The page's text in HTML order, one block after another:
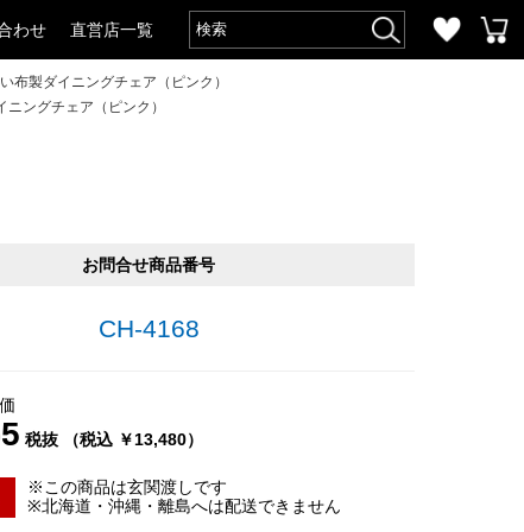
わせ 直営店一覧
布製ダイニングチェア（ピンク）
ングチェア（ピンク）
お問合せ商品番号
CH-4168
税抜 （税込 ￥13,480）
※この商品は玄関渡しです
※北海道・沖縄・離島へは配送できません